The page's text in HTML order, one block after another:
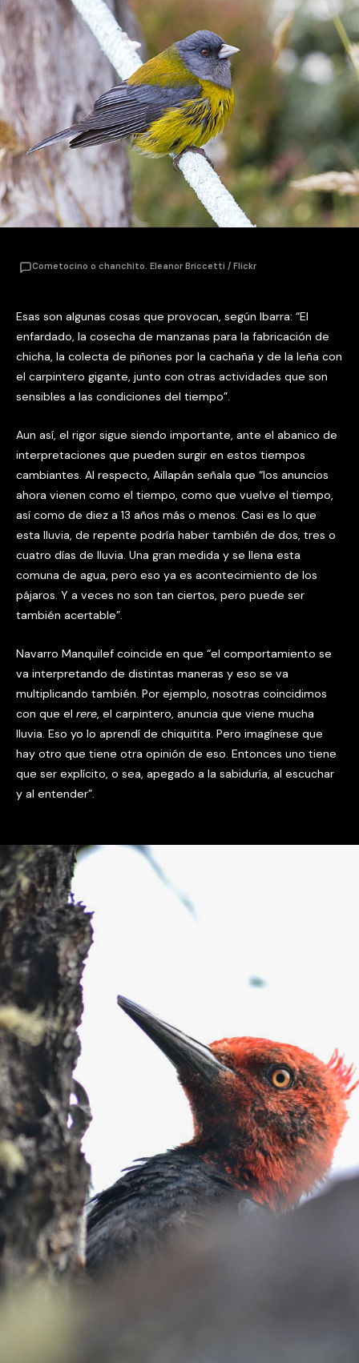
Cometocino o chanchito. Eleanor Briccetti / Flickr
Esas son algunas cosas que provocan, según Ibarra: “El
enfardado, la cosecha de manzanas para la fabricación de
chicha, la colecta de piñones por la cachaña y de la leña con
el carpintero gigante, junto con otras actividades que son
sensibles a las condiciones del tiempo”.
Aun así, el rigor sigue siendo importante, ante el abanico de
interpretaciones que pueden surgir en estos tiempos
cambiantes. Al respecto, Aillapán señala que “los anuncios
ahora vienen como el tiempo, como que vuelve el tiempo,
así como de diez a 13 años más o menos. Casi es lo que
esta lluvia, de repente podría haber también de dos, tres o
cuatro días de lluvia. Una gran medida y se llena esta
comuna de agua, pero eso ya es acontecimiento de los
pájaros. Y a veces no son tan ciertos, pero puede ser
también acertable”.
Navarro Manquilef coincide en que “el comportamiento se
va interpretando de distintas maneras y eso se va
multiplicando también. Por ejemplo, nosotras coincidimos
con que el rere, el carpintero, anuncia que viene mucha
lluvia. Eso yo lo aprendí de chiquitita. Pero imagínese que
hay otro que tiene otra opinión de eso. Entonces uno tiene
que ser explícito, o sea, apegado a la sabiduría, al escuchar
y al entender”.